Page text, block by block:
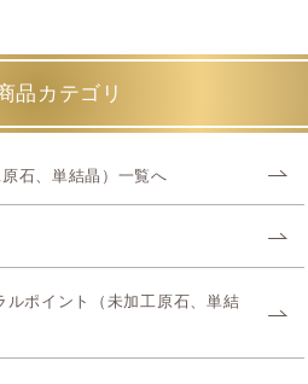
品カテゴリ
石、単結晶）一覧へ
ルポイント（未加工原石、単結